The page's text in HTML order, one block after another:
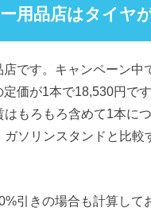
用品店はタイヤ
です。キャンペーン中
価が1本で18,530円で
もろもろ含めて1本に
ソリンスタンドと比
引きの場合も計算し